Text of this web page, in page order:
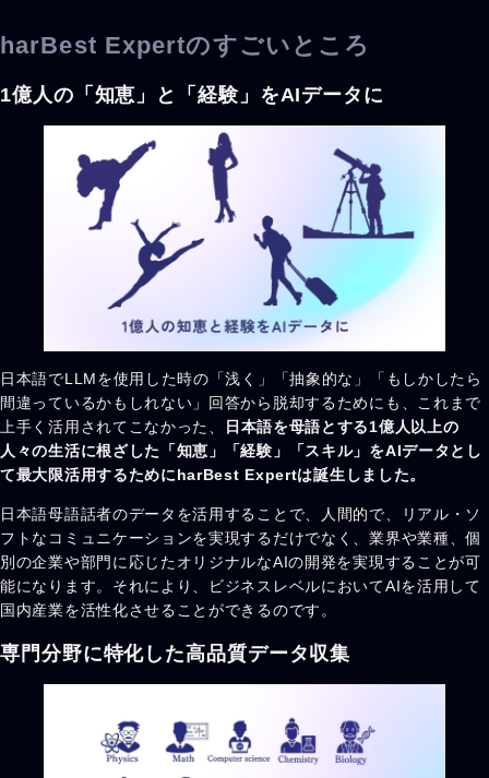
harBest Expertのすごいところ
1億人の「知恵」と「経験」をAIデータに
日本語でLLMを使用した時の「浅く」「抽象的な」「もしかしたら
間違っているかもしれない」回答から脱却するためにも、これまで
上手く活用されてこなかった、
日本語を母語とする1億人以上の
人々の生活に根ざした「知恵」「経験」「スキル」をAIデータとし
て最大限活用するためにharBest Expertは誕生しました。
日本語母語話者のデータを活用することで、人間的で、リアル・ソ
フトなコミュニケーションを実現するだけでなく、業界や業種、個
別の企業や部門に応じたオリジナルなAIの開発を実現することが可
能になります。それにより、ビジネスレベルにおいてAIを活用して
国内産業を活性化させることができるのです。
専門分野に特化した高品質データ収集